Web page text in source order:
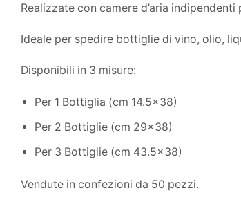
Realizzate con camere d’aria
Ideale per spedire bottiglie di vino, olio,
Disponibili in 3 misure:
Per 1 Bottiglia (cm 14.5×38)
Per 2 Bottiglie (cm 29×38)
Per 3 Bottiglie (cm 43.5×38)
Vendute in confezioni da 50 pezzi.